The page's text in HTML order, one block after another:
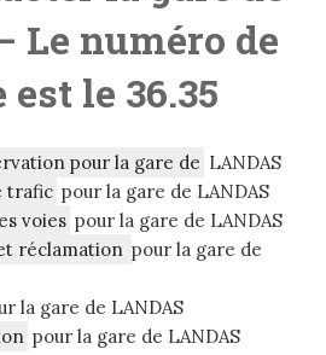
Le numéro de
le 36.35
pour la gare de LANDAS
trafic pour la gare de LANDAS
voies pour la gare de LANDAS
réclamation pour la gare de
la gare de LANDAS
pour la gare de LANDAS